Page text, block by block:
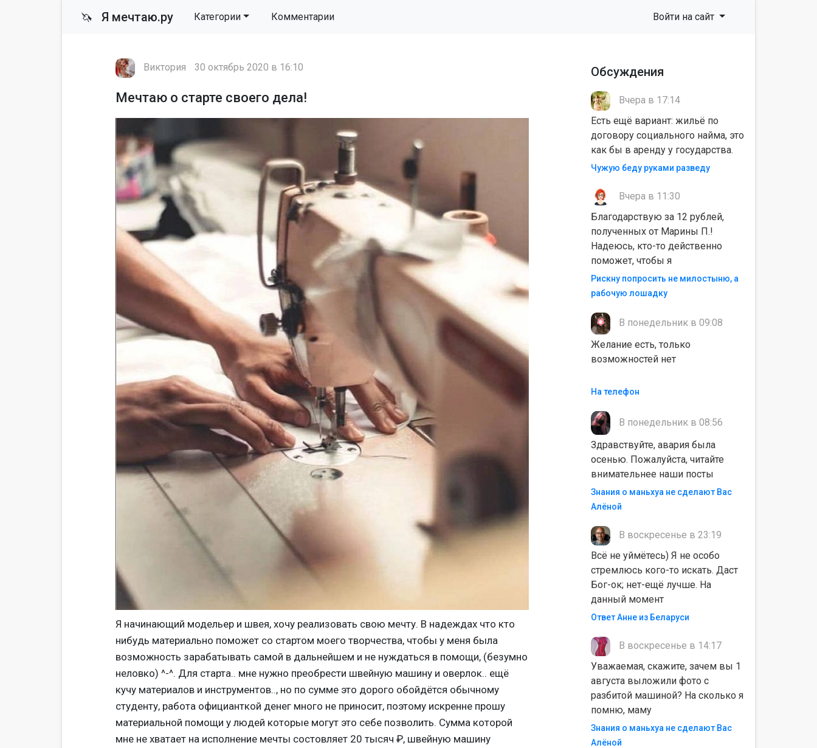
🦄 Я мечтаю.ру Категории Комментарии Войти на сайт
Виктория 30 октябрь 2020 в 16:10
Мечтаю о старте своего дела!
Я начинающий модельер и швея, хочу реализовать свою мечту. В надеждах что кто
нибудь материально поможет со стартом моего творчества, чтобы у меня была
возможность зарабатывать самой в дальнейшем и не нуждаться в помощи, (безумно
неловко) ^-^. Для старта.. мне нужно преобрести швейную машину и оверлок.. ещё
кучу материалов и инструментов.., но по сумме это дорого обойдётся обычному
студенту, работа официанткой денег много не приносит, поэтому искренне прошу
материальной помощи у людей которые могут это себе позволить. Сумма которой
мне не хватает на исполнение мечты состовляет 20 тысяч ₽, швейную машину
Обсуждения
Вчера в 17:14
Есть ещё вариант: жильё по
договору социального найма, это
как бы в аренду у государства.
Чужую беду руками разведу
Вчера в 11:30
Благодарствую за 12 рублей,
полученных от Марины П.!
Надеюсь, кто-то действенно
поможет, чтобы я
Рискну попросить не милостыню, а
рабочую лошадку
В понедельник в 09:08
Желание есть, только
возможностей нет
На телефон
В понедельник в 08:56
Здравствуйте, авария была
осенью. Пожалуйста, читайте
внимательнее наши посты
Знания о маньхуа не сделают Вас
Алëной
В воскресенье в 23:19
Всё не уймётесь) Я не особо
стремлюсь кого-то искать. Даст
Бог-ок; нет-ещё лучше. На
данный момент
Ответ Анне из Беларуси
В воскресенье в 14:17
Уважаемая, скажите, зачем вы 1
августа выложили фото с
разбитой машиной? На сколько я
помню, маму
Знания о маньхуа не сделают Вас
Алëной